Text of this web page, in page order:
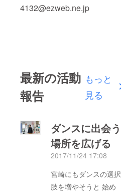
4132@ezweb.ne.jp
最新の活動
報告
もっと
見る
ダンスに出会う
場所を広げる
2017/11/24 17:08
宮崎にもダンスの選択
肢を増やそうと 始め